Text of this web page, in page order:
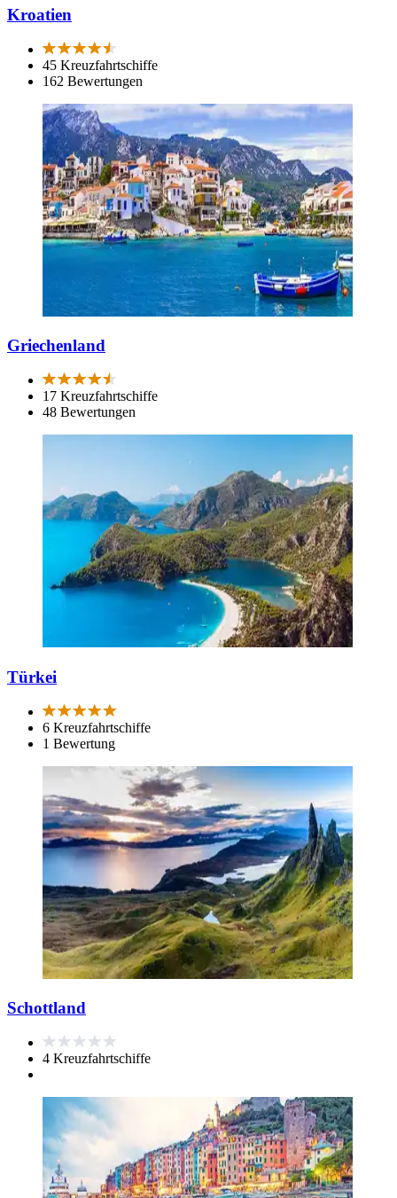
Kroatien
45 Kreuzfahrtschiffe
162 Bewertungen
Griechenland
17 Kreuzfahrtschiffe
48 Bewertungen
Türkei
6 Kreuzfahrtschiffe
1 Bewertung
Schottland
4 Kreuzfahrtschiffe